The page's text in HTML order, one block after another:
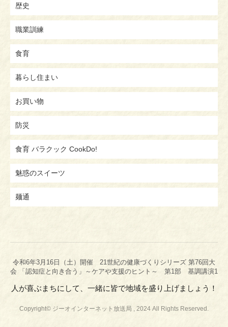
歴史
職業訓練
食育
暮らし住まい
お買い物
防災
食育 バラクック CookDo!
魅惑のスイーツ
麺通
令和6年3月16日（土）開催 21世紀の健康づくりシリーズ 第76回大
会 「認知症と向き合う」～ケアや支援のヒント～ 第1部 基調講演1
人が喜ぶまちにして、一緒に皆で地域を盛り上げましょう！
Copyright© ジーオインターネット放送局 , 2024 All Rights Reserved.